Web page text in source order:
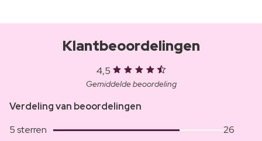
Klantbeoordelingen
4,5
Gemiddelde beoordeling
Verdeling van beoordelingen
5 sterren
26